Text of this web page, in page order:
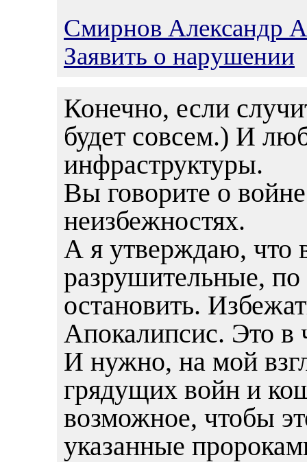
Смирнов Александр
Заявить о нарушении
Конечно, если
будет совсем.) И
инфраструктуры.
Вы говорите о
неизбежностях.
А я утверждаю, что
разрушительные,
остановить.
Апокалипсис. Это в
И нужно, на мой
грядущих войн и
возможное, чтобы
указанные